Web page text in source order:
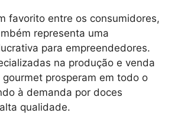
favorito entre os consumidores,
representa uma
para empreendedores.
na produção e venda
prosperam em todo o
à demanda por doces
qualidade.